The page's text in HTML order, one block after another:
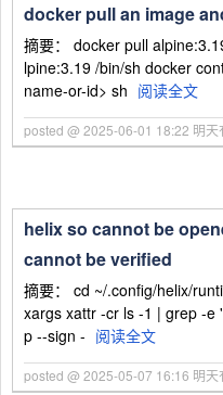
docker pull an image
摘要： docker pull
lpine:3.19 /bin/sh docker
name-or-id> sh 阅读全文
posted @ 2025-06-01 18:22 明天
helix so cannot be
cannot be verified
摘要： cd ~/.config/helix/
xargs xattr -cr ls -1 | grep -
p --sign - 阅读全文
posted @ 2025-05-07 16:16 明天